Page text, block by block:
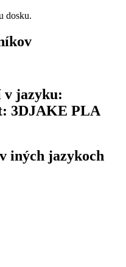
dosku.
v jazyku:
3DJAKE PLA
iných jazykoch